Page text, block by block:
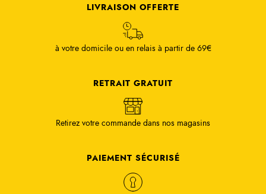
LIVRAISON OFFERTE
à votre domicile ou en relais à partir de 69€
RETRAIT GRATUIT
Retirez votre commande dans nos magasins
PAIEMENT SÉCURISÉ